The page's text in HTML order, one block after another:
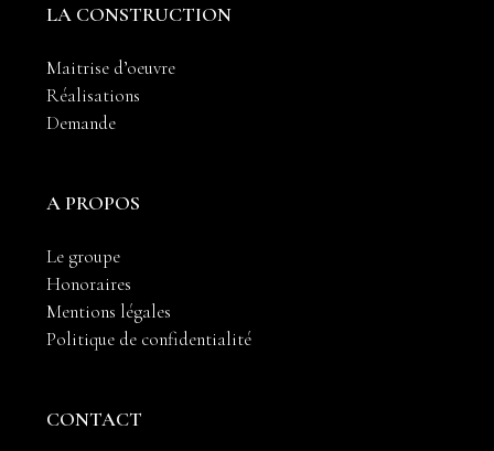
LA CONSTRUCTION
Maitrise d’oeuvre
Réalisations
Demande
A PROPOS
Le groupe
Honoraires
Mentions légales
Politique de confidentialité
CONTACT